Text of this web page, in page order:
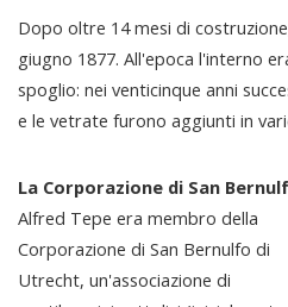
Dopo oltre 14 mesi di
giugno 1877. All'epoca l'interno
spoglio: nei venticinque anni
e le vetrate furono aggiunti in
La Corporazione di San
Alfred Tepe era membro della
Corporazione di San Bernulfo di
Utrecht, un'associazione di